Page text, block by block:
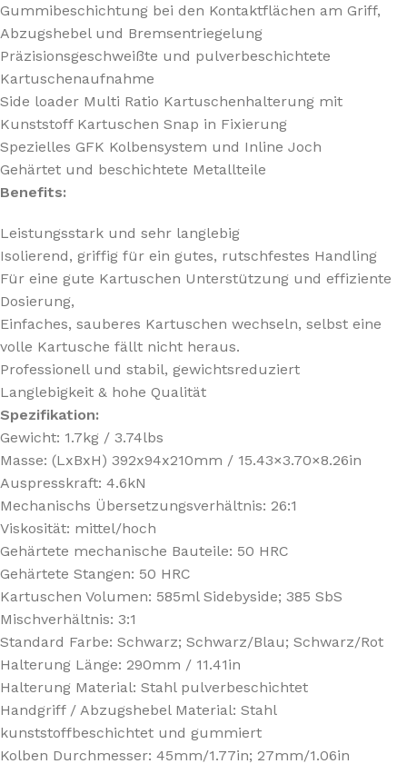
Gummibeschichtung bei den Kontaktflächen am Griff,
Abzugshebel und Bremsentriegelung
Präzisionsgeschweißte und pulverbeschichtete
Kartuschenaufnahme
Side loader Multi Ratio Kartuschenhalterung mit
Kunststoff Kartuschen Snap in Fixierung
Spezielles GFK Kolbensystem und Inline Joch
Gehärtet und beschichtete Metallteile
Benefits:
Leistungsstark und sehr langlebig
Isolierend, griffig für ein gutes, rutschfestes Handling
Für eine gute Kartuschen Unterstützung und effiziente
Dosierung,
Einfaches, sauberes Kartuschen wechseln, selbst eine
volle Kartusche fällt nicht heraus.
Professionell und stabil, gewichtsreduziert
Langlebigkeit & hohe Qualität
Spezifikation:
Gewicht: 1.7kg / 3.74lbs
Masse: (LxBxH) 392x94x210mm / 15.43×3.70×8.26in
Auspresskraft: 4.6kN
Mechanischs Übersetzungsverhältnis: 26:1
Viskosität: mittel/hoch
Gehärtete mechanische Bauteile: 50 HRC
Gehärtete Stangen: 50 HRC
Kartuschen Volumen: 585ml Sidebyside; 385 SbS
Mischverhältnis: 3:1
Standard Farbe: Schwarz; Schwarz/Blau; Schwarz/Rot
Halterung Länge: 290mm / 11.41in
Halterung Material: Stahl pulverbeschichtet
Handgriff / Abzugshebel Material: Stahl
kunststoffbeschichtet und gummiert
Kolben Durchmesser: 45mm/1.77in; 27mm/1.06in